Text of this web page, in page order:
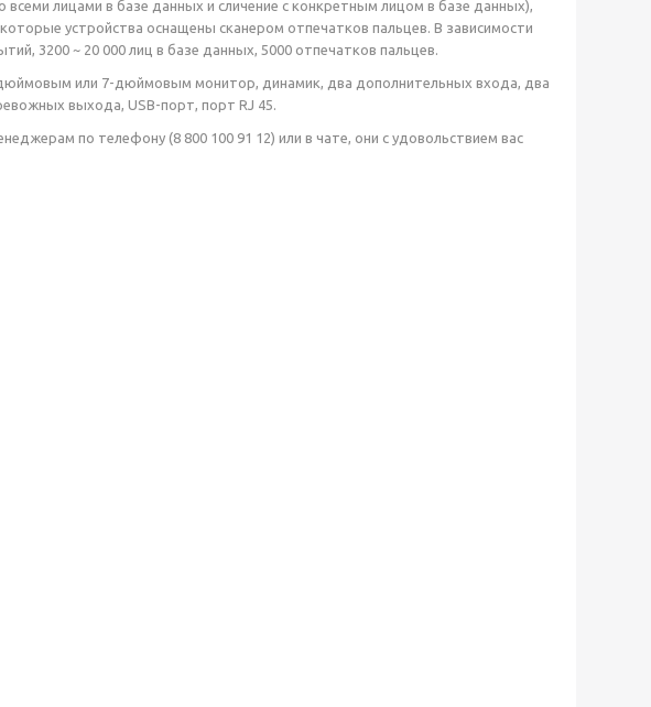
лицами в базе данных и сличение с конкретным лицом в базе данных),
устройства оснащены сканером отпечатков пальцев. В зависимости
3200 ~ 20 000 лиц в базе данных, 5000 отпечатков пальцев.
или 7-дюймовым монитор, динамик, два дополнительных входа, два
выхода, USB-порт, порт RJ 45.
по телефону (8 800 100 91 12) или в чате, они с удовольствием вас